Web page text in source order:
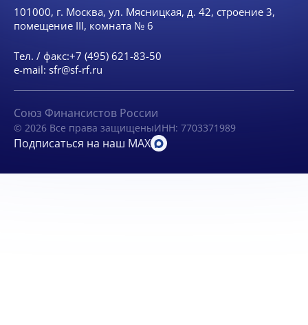
101000, г. Москва, ул. Мясницкая, д. 42, строение 3,
помещение III, комната № 6
Тел. / факс:+7 (495) 621-83-50
e-mail: sfr@sf-rf.ru
Союз Финансистов России
© 2026 Все права защищеныИНН: 7703371989
Подписаться на наш MAX